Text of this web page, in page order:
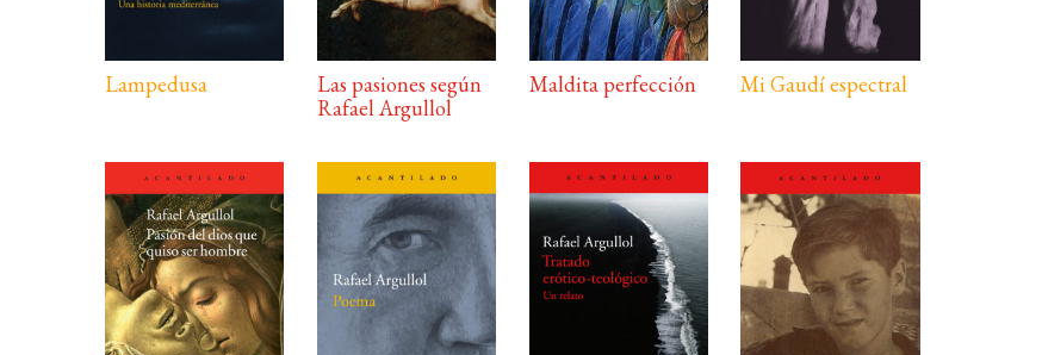
Lampedusa
Las pasiones según
Rafael Argullol
Maldita perfección Mi Gaudí espectral